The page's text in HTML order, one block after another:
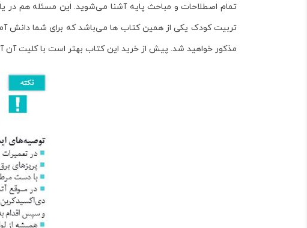
تمام اصطلاحات و مباحث پایه آشنا می‌شوید. این مسئله هم
تربیت کودک یکی از همین کتاب ها می‌باشد که برای شما دانش
مذکور خواهید شد. پیش از خرید این کتاب بهتر است با کلیت آن